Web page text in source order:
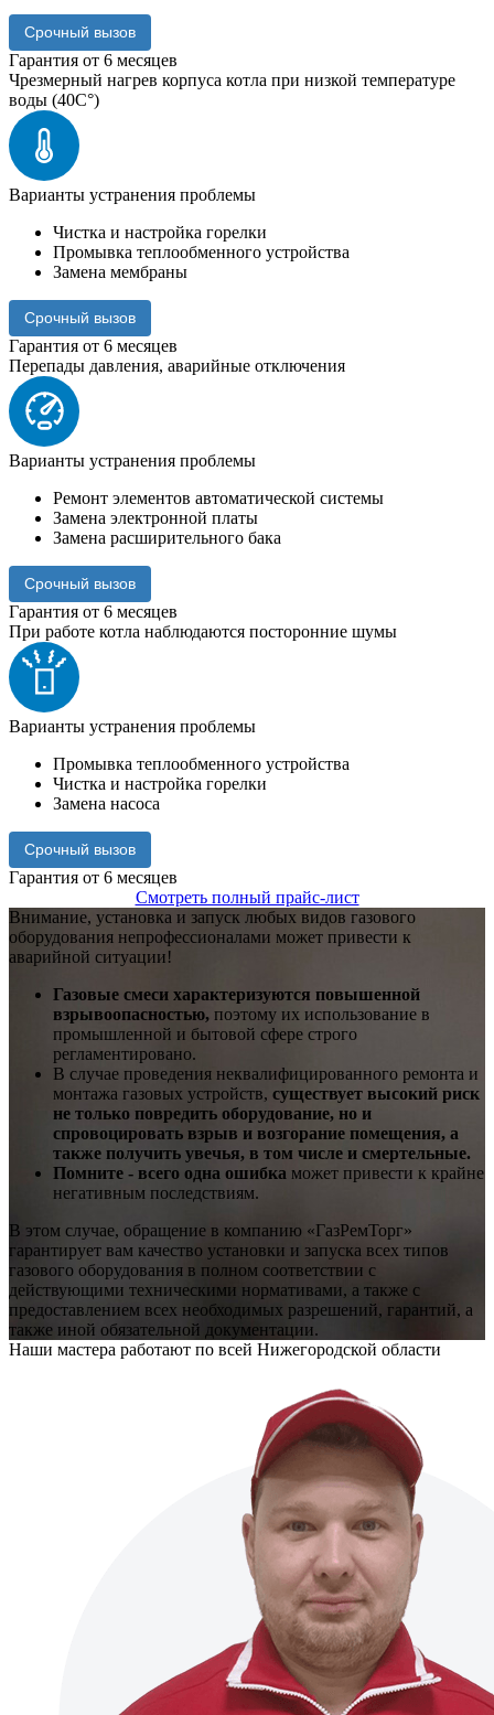
Срочный вызов
Гарантия от 6 месяцев
Чрезмерный нагрев корпуса котла при низкой температуре
воды (40C°)
Варианты устранения проблемы
Чистка и настройка горелки
Промывка теплообменного устройства
Замена мембраны
Срочный вызов
Гарантия от 6 месяцев
Перепады давления, аварийные отключения
Варианты устранения проблемы
Ремонт элементов автоматической системы
Замена электронной платы
Замена расширительного бака
Срочный вызов
Гарантия от 6 месяцев
При работе котла наблюдаются посторонние шумы
Варианты устранения проблемы
Промывка теплообменного устройства
Чистка и настройка горелки
Замена насоса
Срочный вызов
Гарантия от 6 месяцев
Смотреть полный прайс-лист
Внимание, установка и запуск любых видов газового
оборудования непрофессионалами может привести к
аварийной ситуации!
Газовые смеси характеризуются повышенной
взрывоопасностью, поэтому их использование в
промышленной и бытовой сфере строго
регламентировано.
В случае проведения неквалифицированного ремонта и
монтажа газовых устройств, существует высокий риск
не только повредить оборудование, но и
спровоцировать взрыв и возгорание помещения, а
также получить увечья, в том числе и смертельные.
Помните - всего одна ошибка может привести к крайне
негативным последствиям.
В этом случае, обращение в компанию «ГазРемТорг»
гарантирует вам качество установки и запуска всех типов
газового оборудования в полном соответствии с
действующими техническими нормативами, а также с
предоставлением всех необходимых разрешений, гарантий, а
также иной обязательной документации.
Наши мастера работают по всей Нижегородской области